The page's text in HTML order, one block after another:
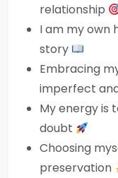
relationship
I am my own
story
Embracing
imperfect
My energy is
doubt
Choosing
preservation